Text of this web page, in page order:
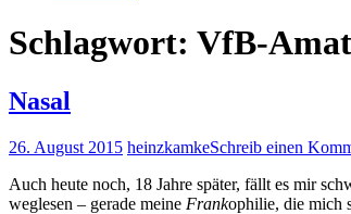
Schlagwort: VfB-
Nasal
26. August 2015 heinzkamkeSchreib einen
Auch heute noch, 18 Jahre später, fällt es mir
weglesen – gerade meine Frankophilie, die mich